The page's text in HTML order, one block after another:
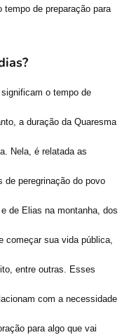
de preparação para
o tempo de
a duração da Quaresma
Nela, é relatada as
de peregrinação do povo
de Elias na montanha, dos
começar sua vida pública,
entre outras. Esses
com a necessidade
para algo que vai